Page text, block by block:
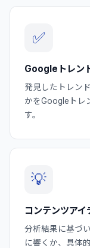
✅
Googleトレン
発見したトレン
かをGoogleトレ
す。
💡
コンテンツアイ
分析結果に基づ
に響くか、具体